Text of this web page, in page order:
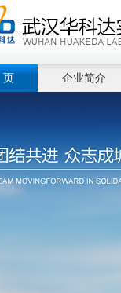
企业简介